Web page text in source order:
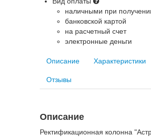
наличными при
банковской картой
на расчетный счет
электронные деньги
Описание Характеристики
Отзывы
Описание
Ректификационная колонна